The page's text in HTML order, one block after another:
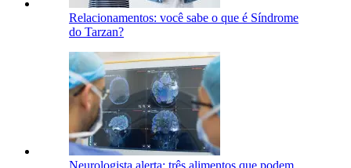
Relacionamentos: você sabe o que é Síndrome
do Tarzan?